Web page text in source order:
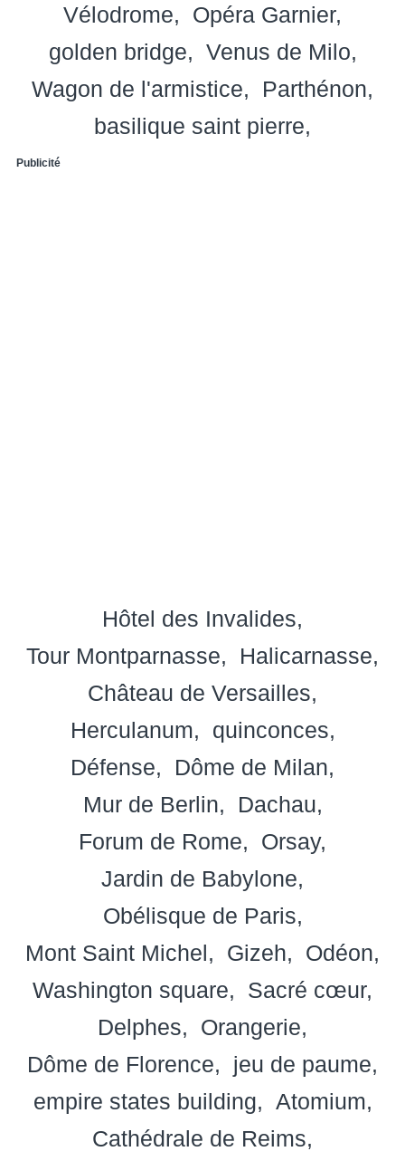
Vélodrome
Opéra Garnier
golden bridge
Venus de Milo
Wagon de l'armistice
Parthénon
basilique saint pierre
Publicité
Hôtel des Invalides
Tour Montparnasse
Halicarnasse
Château de Versailles
Herculanum
quinconces
Défense
Dôme de Milan
Mur de Berlin
Dachau
Forum de Rome
Orsay
Jardin de Babylone
Obélisque de Paris
Mont Saint Michel
Gizeh
Odéon
Washington square
Sacré cœur
Delphes
Orangerie
Dôme de Florence
jeu de paume
empire states building
Atomium
Cathédrale de Reims